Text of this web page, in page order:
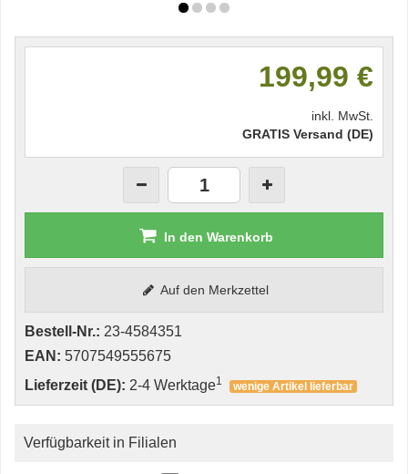
199,99 €
inkl. MwSt.
GRATIS Versand (DE)
In den Warenkorb
Auf den Merkzettel
Bestell-Nr.: 23-4584351
EAN: 5707549555675
Lieferzeit (DE): 2-4 Werktage1 wenige Artikel lieferbar
Verfügbarkeit in Filialen